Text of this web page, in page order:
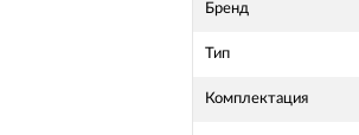
Бренд
Тип
Комплектация